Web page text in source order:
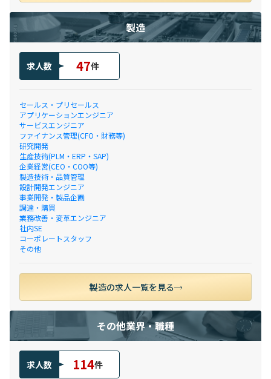
製造
求人数 47件
セールス・プリセールス
アプリケーションエンジニア
サービスエンジニア
ファイナンス管理(CFO・財務等)
研究開発
生産技術(PLM・ERP・SAP)
企業経営(CEO・COO等)
製造技術・品質管理
設計開発エンジニア
事業開発・製品企画
調達・購買
業務改善・変革エンジニア
社内SE
コーポレートスタッフ
その他
製造の求人一覧を見る
その他業界・職種
求人数 114件